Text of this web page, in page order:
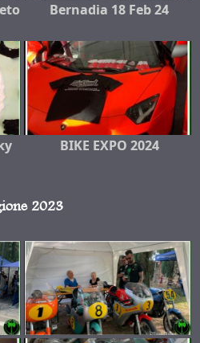
Bernadia 18 Feb 24
BIKE EXPO 2024
2023